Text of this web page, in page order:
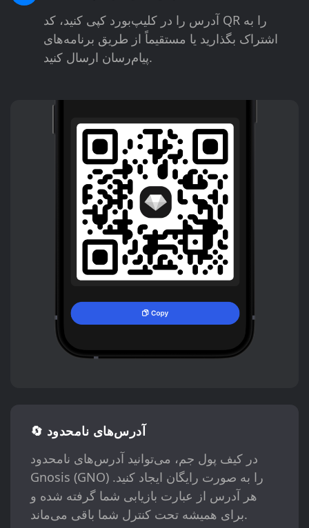
آدرس را در کلیپ‌بورد کپی کنید، کد QR را به
اشتراک بگذارید یا مستقیماً از طریق برنامه‌های
پیام‌رسان ارسال کنید.
🔄 آدرس‌های نامحدود
در کیف پول جم، می‌توانید آدرس‌های نامحدود
Gnosis (GNO) را به صورت رایگان ایجاد کنید.
هر آدرس از عبارت بازیابی شما گرفته شده و
برای همیشه تحت کنترل شما باقی می‌ماند.